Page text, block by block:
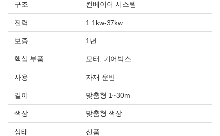
구조 컨베이어 시스템
전력 1.1kw-37kw
보증 1년
핵심 부품 모터, 기어박스
사용 자재 운반
길이 맞춤형 1~30m
색상 맞춤형 색상
상태 신품